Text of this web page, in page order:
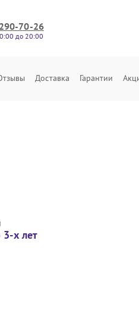
70-26
до 20:00
Доставка Гарантии
3-х лет